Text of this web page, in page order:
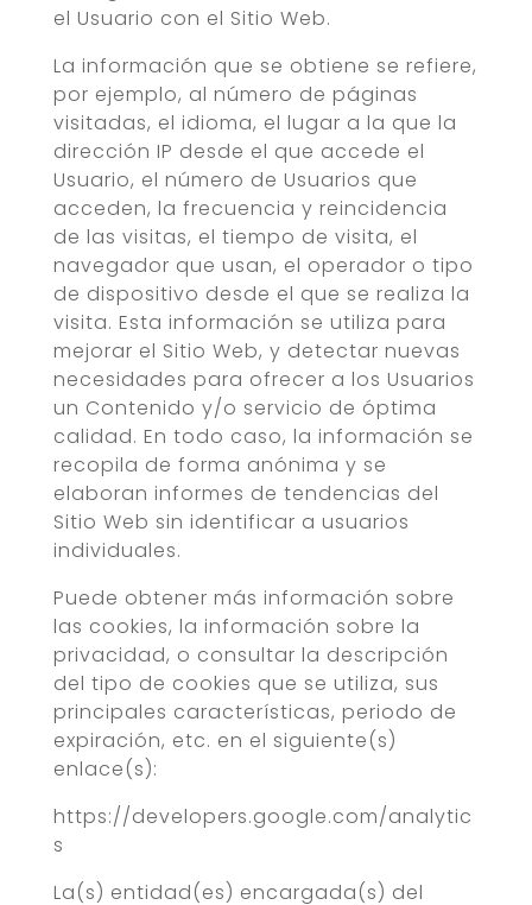
el Usuario con el Sitio Web.
La información que se obtiene se refiere,
por ejemplo, al número de páginas
visitadas, el idioma, el lugar a la que la
dirección IP desde el que accede el
Usuario, el número de Usuarios que
acceden, la frecuencia y reincidencia
de las visitas, el tiempo de visita, el
navegador que usan, el operador o tipo
de dispositivo desde el que se realiza la
visita. Esta información se utiliza para
mejorar el Sitio Web, y detectar nuevas
necesidades para ofrecer a los Usuarios
un Contenido y/o servicio de óptima
calidad. En todo caso, la información se
recopila de forma anónima y se
elaboran informes de tendencias del
Sitio Web sin identificar a usuarios
individuales.
Puede obtener más información sobre
las cookies, la información sobre la
privacidad, o consultar la descripción
del tipo de cookies que se utiliza, sus
principales características, periodo de
expiración, etc. en el siguiente(s)
enlace(s):
https://developers.google.com/analytic
s
La(s) entidad(es) encargada(s) del